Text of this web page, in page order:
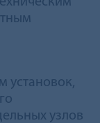
установок,
узлов